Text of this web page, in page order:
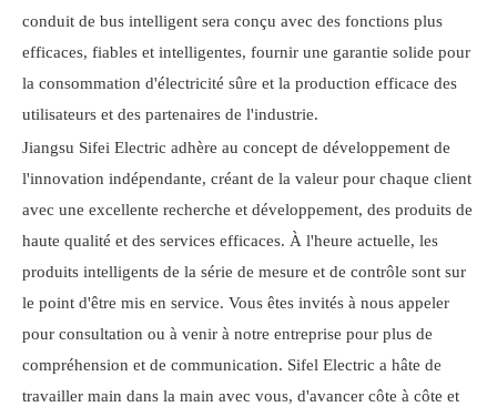
conduit de bus intelligent sera conçu avec des fonctions plus
efficaces, fiables et intelligentes, fournir une garantie solide pour
la consommation d'électricité sûre et la production efficace des
utilisateurs et des partenaires de l'industrie.
Jiangsu Sifei Electric adhère au concept de développement de
l'innovation indépendante, créant de la valeur pour chaque client
avec une excellente recherche et développement, des produits de
haute qualité et des services efficaces. À l'heure actuelle, les
produits intelligents de la série de mesure et de contrôle sont sur
le point d'être mis en service. Vous êtes invités à nous appeler
pour consultation ou à venir à notre entreprise pour plus de
compréhension et de communication. Sifel Electric a hâte de
travailler main dans la main avec vous, d'avancer côte à côte et